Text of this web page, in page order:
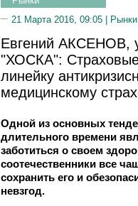
21 Марта 2016, 09:05 | Рынки
Евгений АКСЕНОВ,
"ХОСКА":
линейку
медицинскому
Одной из основных
длительного времени
заботиться о своем
соотечественники все
сохранить его и
невзгод.